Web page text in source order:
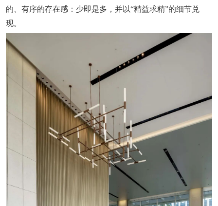
的、有序的存在感：少即是多，并以“精益求精”的细节兑
现。